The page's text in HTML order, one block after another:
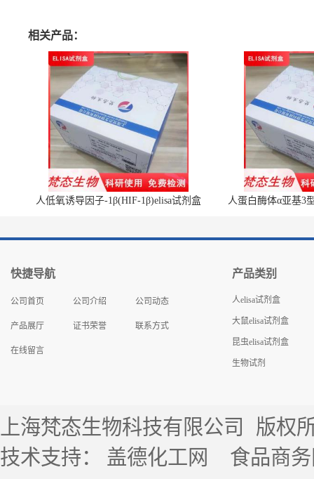
相关产品：
人低氧诱导因子-1β(HIF-1β)elisa试剂盒 人蛋白酶体α亚基3
快捷导航
公司首页 公司介绍 公司动态
产品展厅 证书荣誉 联系方式
在线留言
产品类别
人elisa试剂盒
大鼠elisa试剂盒
昆虫elisa试剂盒
生物试剂
上海梵态生物科技有限公司
版权
技术支持： 盖德化工网 食品商